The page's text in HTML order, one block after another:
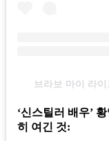
브라보 마이 라
‘신스틸러 배우’
히 여긴 것: